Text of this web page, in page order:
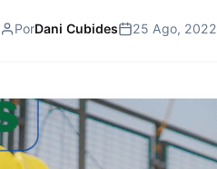
PorDani Cubides 25 Ago, 2022